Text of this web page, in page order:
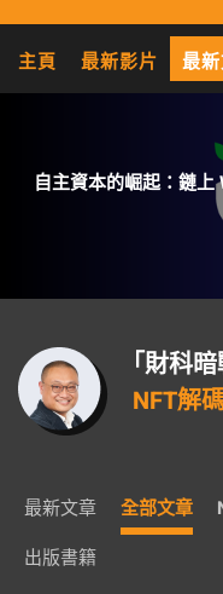
主頁 最新影片 最
自主資本的崛起：鏈
「財科暗
NFT解
最新文章 全部文章
出版書籍